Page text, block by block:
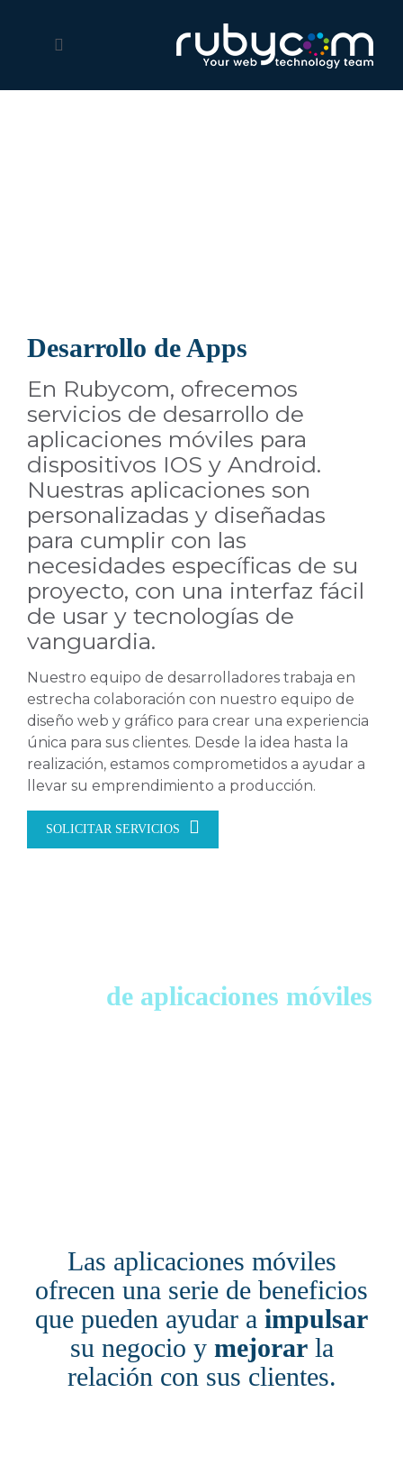
Desarrollo de Apps
En Rubycom, ofrecemos
servicios de desarrollo de
aplicaciones móviles para
dispositivos IOS y Android.
Nuestras aplicaciones son
personalizadas y diseñadas
para cumplir con las
necesidades específicas de su
proyecto, con una interfaz fácil
de usar y tecnologías de
vanguardia.
Nuestro equipo de desarrolladores trabaja en
estrecha colaboración con nuestro equipo de
diseño web y gráfico para crear una experiencia
única para sus clientes. Desde la idea hasta la
realización, estamos comprometidos a ayudar a
llevar su emprendimiento a producción.
SOLICITAR SERVICIOS
de aplicaciones móviles
Las aplicaciones móviles
ofrecen una serie de beneficios
que pueden ayudar a impulsar
su negocio y mejorarla
relación con sus clientes.